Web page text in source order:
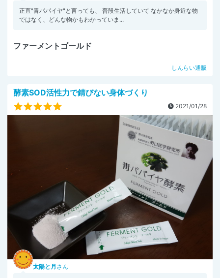
正直"青パパイヤ"と言っても、 普段生活していて なかなか身近な物
ではなく、どんな物かもわかっていま...
ファーメントゴールド
しんらい通販
酵素SOD活性力で錆びない身体づくり
2021/01/28
太陽と月 さん